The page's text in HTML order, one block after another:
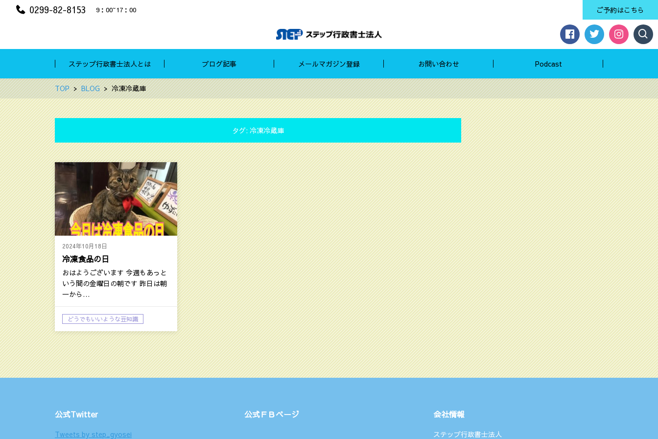
0299-82-8153 9：00~17：00 ご予約はこちら
ステップ行政書士法人とは ブログ記事 メールマガジン登録 お問い合わせ Podcast
TOP BLOG 冷凍冷蔵庫
タグ: 冷凍冷蔵庫
2024年10月18日
冷凍食品の日
おはようございます 今週もあっと
いう間の金曜日の朝です 昨日は朝
一から…
どうでもいいような豆知識
大庭孝志日記：今日の話題
公式Twitter
Tweets by step_gyosei
公式ＦＢページ 会社情報
ステップ行政書士法人